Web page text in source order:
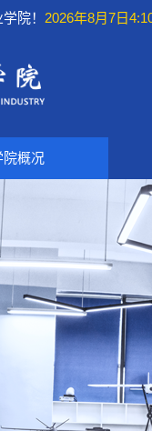
院！ 2026年8月7日
院概况